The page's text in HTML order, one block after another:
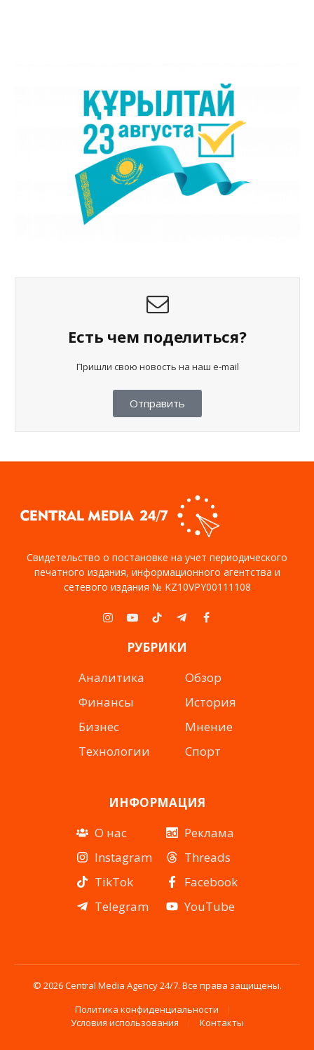
Есть чем поделиться?
Пришли свою новость на наш e-mail
Отправить
Свидетельство о постановке на учет периодического
печатного издания, информационного агентства и
сетевого издания № KZ10VPY00111108
Instagram
YouTubeTikTokTelegramFacebook
РУБРИКИ
Аналитика
Финансы
Бизнес
Технологии
Обзор
История
Мнение
Спорт
ИНФОРМАЦИЯ
О нас
Instagram
TikTok
Telegram
Реклама
Threads
Facebook
YouTube
© 2026 Central Media Agency 24/7. Все права защищены.
Политика конфиденциальности
Условия использования
Контакты